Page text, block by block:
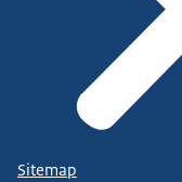
Sitemap